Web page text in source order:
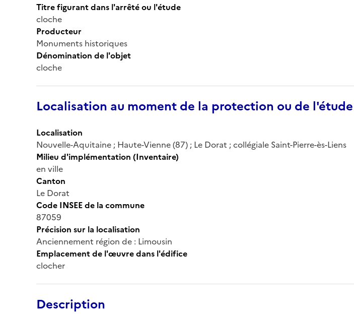
Titre figurant dans l'arrêté ou l'étude
cloche
Producteur
Monuments historiques
Dénomination de l'objet
cloche
Localisation au moment de la protection ou de l'étude
Localisation
Nouvelle-Aquitaine ; Haute-Vienne (87) ; Le Dorat ; collégiale Saint-Pierre-ès-Liens
Milieu d'implémentation (Inventaire)
en ville
Canton
Le Dorat
Code INSEE de la commune
87059
Précision sur la localisation
Anciennement région de : Limousin
Emplacement de l'œuvre dans l'édifice
clocher
Description